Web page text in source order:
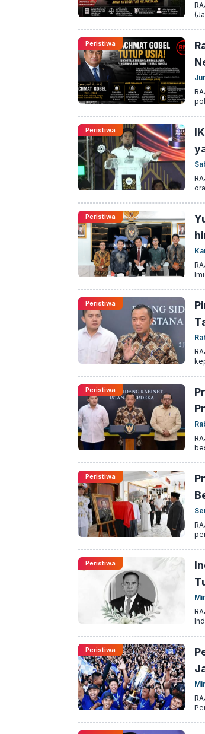
Peristiwa
Peristiwa
Peristiwa
Peristiwa
Peristiwa
Peristiwa
Peristiwa
Peristiwa